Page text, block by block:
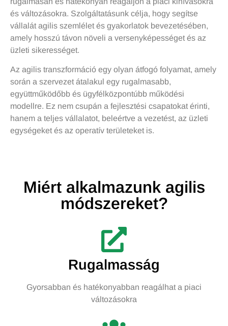
és változásokra. Szolgáltatásunk célja, hogy segítse
vállalát agilis szemlélet és gyakorlatok bevezetésében,
amely hosszú távon növeli a versenyképességet és az
üzleti sikerességet.
Az agilis transzformáció egy olyan átfogó folyamat, amely
során a szervezet átalakul egy rugalmasabb,
együttműködőbb és ügyfélközpontúbb működési
modellre. Ez nem csupán a fejlesztési csapatokat érinti,
hanem a teljes vállalatot, beleértve a vezetést, az üzleti
egységeket és az operatív területeket is.
Miért alkalmazunk agilis
módszereket?
Rugalmasság
Gyorsabban és hatékonyabban reagálhat a piaci
változásokra